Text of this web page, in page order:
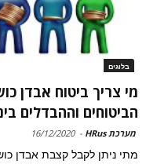
בלוגים
מי צריך ביטוח אבדן
הביטוחים וההבדלים
מערכת HRus -
16/12/2020
מתי ניתן לקבל קצבת אבדן